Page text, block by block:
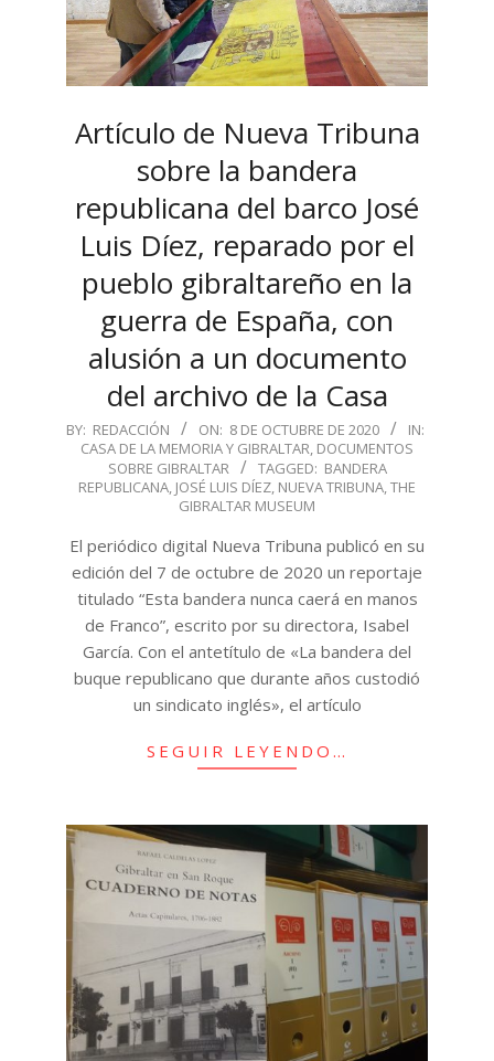
Artículo de Nueva Tribuna
sobre la bandera
republicana del barco José
Luis Díez, reparado por el
pueblo gibraltareño en la
guerra de España, con
alusión a un documento
del archivo de la Casa
2020-
10-
08
BY: REDACCIÓN ON: 8 DE OCTUBRE DE 2020
IN:
CASA DE LA MEMORIA Y GIBRALTAR, DOCUMENTOS
SOBRE GIBRALTAR
TAGGED: BANDERA
REPUBLICANA, JOSÉ LUIS DÍEZ, NUEVA TRIBUNA,THE
GIBRALTAR MUSEUM
El periódico digital Nueva Tribuna publicó en su
edición del 7 de octubre de 2020 un reportaje
titulado “Esta bandera nunca caerá en manos
de Franco”, escrito por su directora, Isabel
García. Con el antetítulo de «La bandera del
buque republicano que durante años custodió
un sindicato inglés», el artículo
SEGUIR LEYENDO…